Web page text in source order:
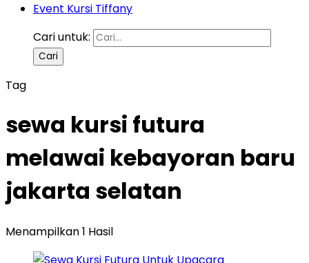
Event Kursi Tiffany
Cari untuk:
Tag
sewa kursi futura
melawai kebayoran baru
jakarta selatan
Menampilkan 1 Hasil